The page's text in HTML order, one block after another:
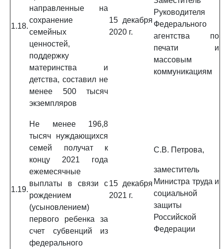
1.18.
направленные на
сохранение
семейных
ценностей,
поддержку
материнства и
детства, составил не
менее 500 тысяч
экземпляров
15 декабря
2020 г.
Руководителя
Федерального
агентства по
печати и
массовым
коммуникациям
1.19.
Не менее 196,8
тысяч нуждающихся
семей получат к
концу 2021 года
ежемесячные
выплаты в связи с
рождением
(усыновлением)
первого ребенка за
счет субвенций из
федерального
15 декабря
2021 г.
С.В. Петрова,
заместитель
Министра труда и
социальной
защиты
Российской
Федерации